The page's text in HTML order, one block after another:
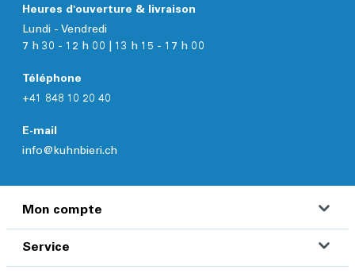
Heures d'ouverture & livraison
Lundi - Vendredi
7 h 30 - 12 h 00 | 13 h 15 - 17 h 00
Téléphone
+41 848 10 20 40
E-mail
info@kuhnbieri.ch
Mon compte
Service